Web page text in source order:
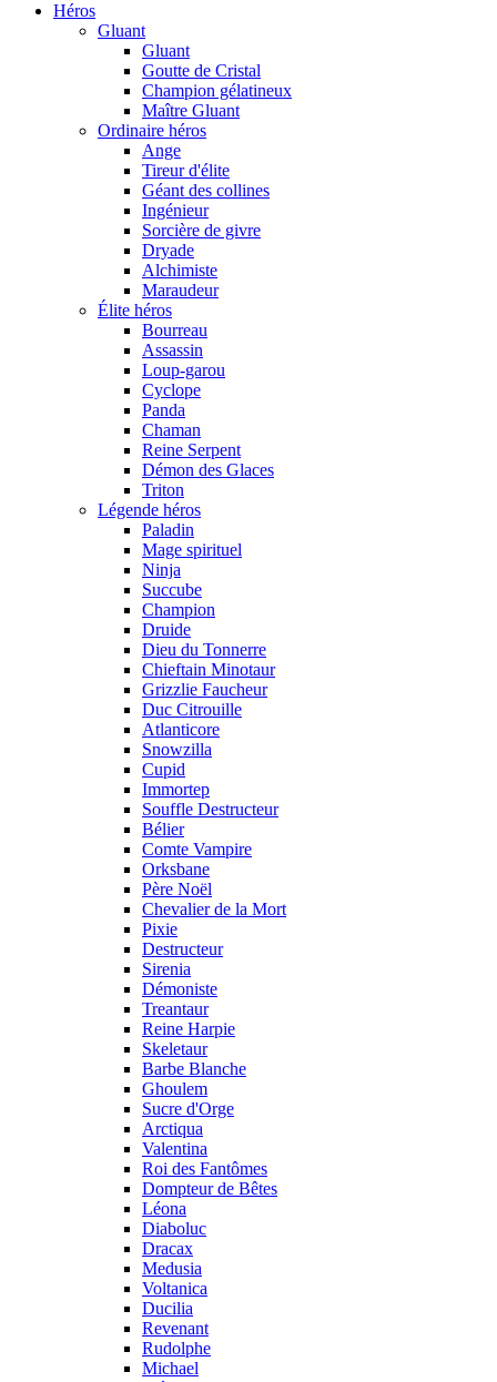
Héros
Gluant
Gluant
Goutte de Cristal
Champion gélatineux
Maître Gluant
Ordinaire héros
Ange
Tireur d'élite
Géant des collines
Ingénieur
Sorcière de givre
Dryade
Alchimiste
Maraudeur
Élite héros
Bourreau
Assassin
Loup-garou
Cyclope
Panda
Chaman
Reine Serpent
Démon des Glaces
Triton
Légende héros
Paladin
Mage spirituel
Ninja
Succube
Champion
Druide
Dieu du Tonnerre
Chieftain Minotaur
Grizzlie Faucheur
Duc Citrouille
Atlanticore
Snowzilla
Cupid
Immortep
Souffle Destructeur
Bélier
Comte Vampire
Orksbane
Père Noël
Chevalier de la Mort
Pixie
Destructeur
Sirenia
Démoniste
Treantaur
Reine Harpie
Skeletaur
Barbe Blanche
Ghoulem
Sucre d'Orge
Arctiqua
Valentina
Roi des Fantômes
Dompteur de Bêtes
Léona
Diaboluc
Dracax
Medusia
Voltanica
Ducilia
Revenant
Rudolphe
Michael